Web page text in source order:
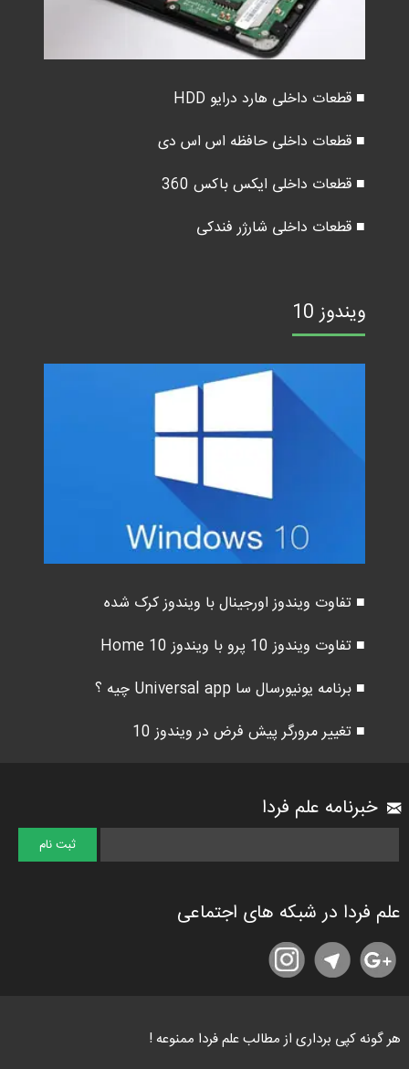
■ قطعات داخلی هارد درایو HDD
■ قطعات داخلی حافظه اس اس دی
■ قطعات داخلی ایکس باکس 360
■ قطعات داخلی شارژر فندکی
ویندوز 10
■ تفاوت ویندوز اورجینال با ویندوز کرک شده
■ تفاوت ویندوز 10 پرو با ویندوز 10 Home
■ برنامه یونیورسال سا Universal app چیه ؟
■ تغییر مرورگر پیش فرض در ویندوز 10
خبرنامه علم فردا
علم فردا در شبکه های اجتماعی
هر گونه کپی برداری از مطالب علم فردا ممنوعه !